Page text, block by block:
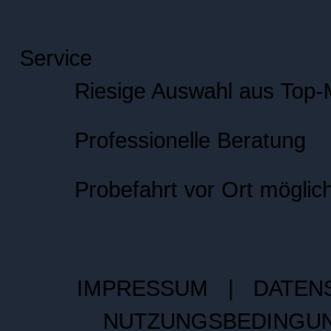
Service
Riesige Auswahl aus Top-
Professionelle Beratung
Probefahrt vor Ort
IMPRESSUM